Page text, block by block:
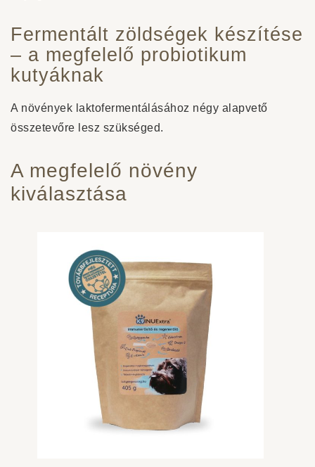
Fermentált zöldségek készítése
– a megfelelő probiotikum
kutyáknak
A növények laktofermentálásához négy alapvető
összetevőre lesz szükséged.
A megfelelő növény
kiválasztása